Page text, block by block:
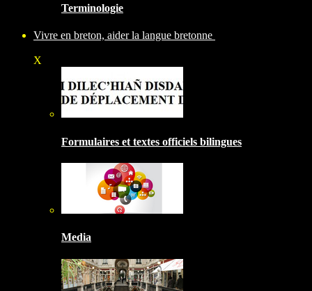
Terminologie
Vivre en breton, aider la langue bretonne
X
Formulaires et textes officiels bilingues
Media